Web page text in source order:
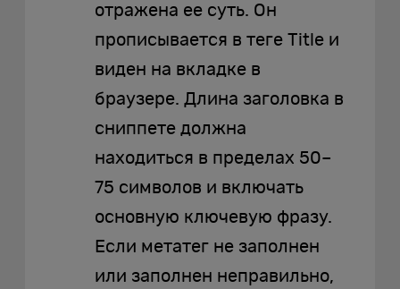
отражена ее суть. Он
прописывается в теге Title и
виден на вкладке в
браузере. Длина заголовка в
сниппете должна
находиться в пределах 50–
75 символов и включать
основную ключевую фразу.
Если метатег не заполнен
или заполнен неправильно,